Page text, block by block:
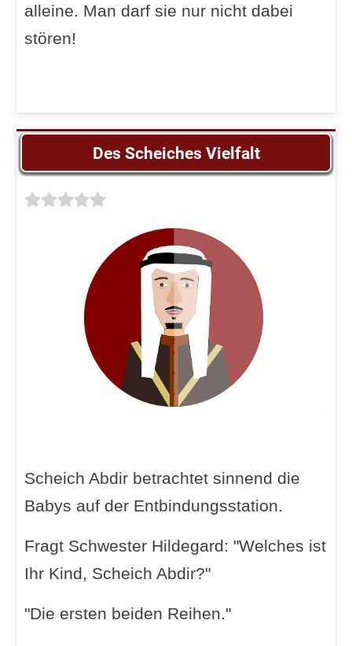
alleine. Man darf sie nur nicht dabei
stören!
Des Scheiches Vielfalt
Scheich Abdir betrachtet sinnend die
Babys auf der Entbindungsstation.
Fragt Schwester Hildegard: "Welches ist
Ihr Kind, Scheich Abdir?"
"Die ersten beiden Reihen."